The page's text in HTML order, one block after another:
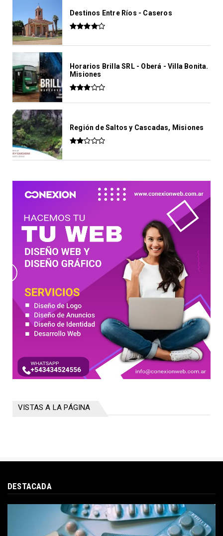
Destinos Entre Ríos - Caseros
Horarios Brilla SRL - Oberá - Villa Bonita.
Misiones
Región de Saltos y Cascadas, Misiones
VISTAS A LA PÁGINA
DESTACADA